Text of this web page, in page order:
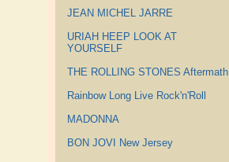
JEAN MICHEL JARRE
URIAH HEEP LOOK AT
YOURSELF
THE ROLLING STONES Aftermath
Rainbow Long Live Rock'n'Roll
MADONNA
BON JOVI New Jersey